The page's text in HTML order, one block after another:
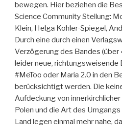
bewegen. Hier beziehen die
Science Community Stellung:
Klein, Helga Kohler-Spiegel,
Durch eine durch einen
Verzögerung des Bandes
leider neue, richtungsweisende
#MeToo oder Maria 2.0 in den
berücksichtigt werden. Die
Aufdeckung von
Polen und die Art des Umgangs
Land legen einmal mehr nahe,